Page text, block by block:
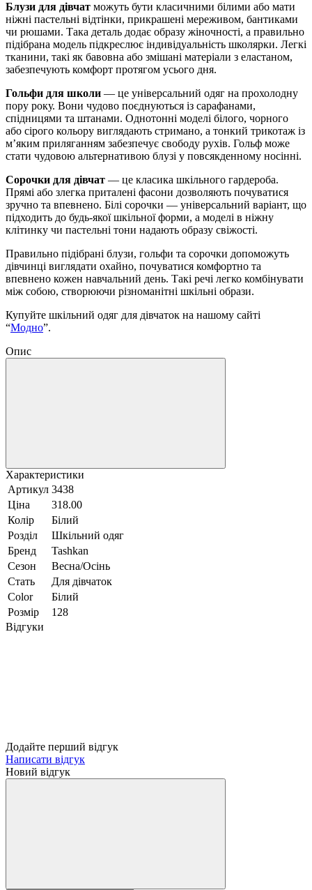
Блузи для дівчат можуть бути класичними білими або мати
ніжні пастельні відтінки, прикрашені мереживом, бантиками
чи рюшами. Така деталь додає образу жіночності, а правильно
підібрана модель підкреслює індивідуальність школярки. Легкі
тканини, такі як бавовна або змішані матеріали з еластаном,
забезпечують комфорт протягом усього дня.
Гольфи для школи — це універсальний одяг на прохолодну
пору року. Вони чудово поєднуються із сарафанами,
спідницями та штанами. Однотонні моделі білого, чорного
або сірого кольору виглядають стримано, а тонкий трикотаж із
м’яким приляганням забезпечує свободу рухів. Гольф може
стати чудовою альтернативою блузі у повсякденному носінні.
Сорочки для дівчат — це класика шкільного гардероба.
Прямі або злегка приталені фасони дозволяють почуватися
зручно та впевнено. Білі сорочки — універсальний варіант, що
підходить до будь-якої шкільної форми, а моделі в ніжну
клітинку чи пастельні тони надають образу свіжості.
Правильно підібрані блузи, гольфи та сорочки допоможуть
дівчинці виглядати охайно, почуватися комфортно та
впевнено кожен навчальний день. Такі речі легко комбінувати
між собою, створюючи різноманітні шкільні образи.
Купуйте шкільний одяг для дівчаток на нашому сайті
“Модно”.
Опис
Характеристики
Артикул 3438
Ціна
318.00
Колір
Білий
Розділ
Шкільний одяг
Бренд
Tashkan
Сезон
Весна/Осінь
Стать
Для дівчаток
Color
Білий
Розмір
128
Відгуки
Додайте перший відгук
Написати відгук
Новий відгук